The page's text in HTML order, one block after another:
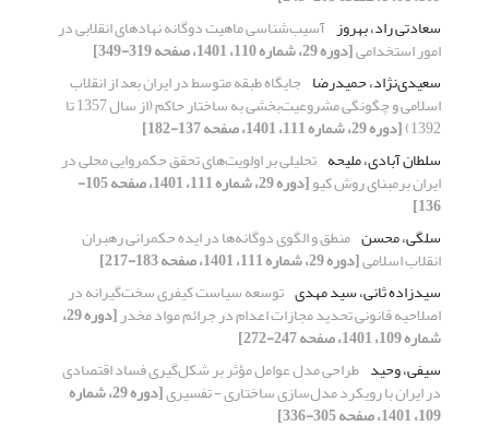
سعادتی راد، بهروز آسیب‌شناسی ماهیت دوگانه نهادهای انقلابی در
امور استخدامی[دوره 29، شماره 110، 1401، صفحه 319-349]
سعیدی‌نژاد، حمیدرضا جایگاه طبقه متوسط در ایران بعد از انقلاب
اسلامی و چگونگی مشروعیت‌بخشی به ساختار حاکم (از سال 1357 تا
1392) [دوره 29، شماره 111، 1401، صفحه 137-182]
سلطان آبادی، ملیحه تحلیلی بر اولویت‌های تحقق حکمروایی محلی در
ایران برمبنای روش کیو [دوره 29، شماره 111، 1401، صفحه 105-
136]
سلگی، محسن منطق و الگوی دوگانه‌ها در ایده حکمرانی رهبران
انقلاب اسلامی[دوره 29، شماره 111، 1401، صفحه 183-217]
سید‌زاده ثانی، سید مهدی توسعه سیاست کیفری سخت‌گیرانه در
اصلاحیه قانونی تحدید مجازات اعدام در جرائم مواد مخدر [دوره 29،
شماره 109، 1401، صفحه 247-272]
سیفی، وحید طراحی مدل عوامل مؤثر بر شکل‌گیری فساد اقتصادی
در ایران با رویکرد مدل‌سازی ساختاری - تفسیری [دوره 29، شماره
109، 1401، صفحه 305-336]